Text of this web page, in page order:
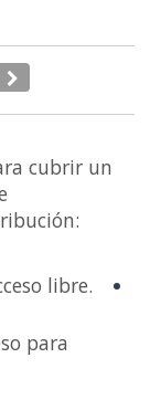
cubrir un
libre.
para